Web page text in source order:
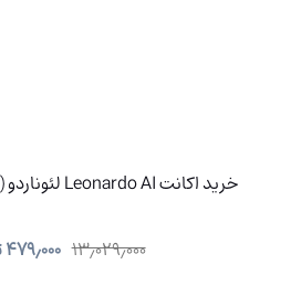
خرید اکانت Leonardo AI لئوناردو (با 91% تخفیف ویژه)
۱۳٫۰۲۹٫۰۰۰ ۴۷۹٫۰۰۰